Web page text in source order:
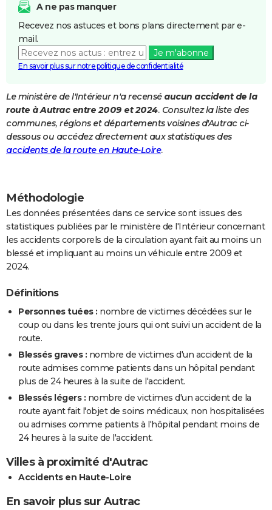
Destinations
City break
Voyage nature
Voyage de noces
Forum
Climat
PHOTO
GUIDES D'ACHAT
BONS PLANS
Carte de Noël
Carte Bonne année
Carte Saint-Valentin
Carte Pâques
Carte d'anniversaire
DICTIONNAIRE
Dictionnaire
Biographies
Citations
Expressions
Proverbes
PROGRAMME TV
FORUM
Bricolage
Television
A ne pas manquer
Recevez nos astuces et bons plans directement par e-
mail.
Je m'abonne
En savoir plus sur notre politique de confidentialité
Le ministère de l'Intérieur n'a recensé aucun accident de la
route à Autrac entre 2009 et 2024. Consultez la liste des
communes, régions et départements voisines d'Autrac ci-
dessous ou accédez directement aux statistiques des
accidents de la route en Haute-Loire.
Méthodologie
Les données présentées dans ce service sont issues des
statistiques publiées par le ministère de l'Intérieur concernant
les accidents corporels de la circulation ayant fait au moins un
blessé et impliquant au moins un véhicule entre 2009 et
2024.
Définitions
Personnes tuées : nombre de victimes décédées sur le
coup ou dans les trente jours qui ont suivi un accident de la
route.
Blessés graves : nombre de victimes d'un accident de la
route admises comme patients dans un hôpital pendant
plus de 24 heures à la suite de l'accident.
Blessés légers : nombre de victimes d'un accident de la
route ayant fait l'objet de soins médicaux, non hospitalisées
ou admises comme patients à l'hôpital pendant moins de
24 heures à la suite de l'accident.
Villes à proximité d'Autrac
Accidents en Haute-Loire
En savoir plus sur Autrac